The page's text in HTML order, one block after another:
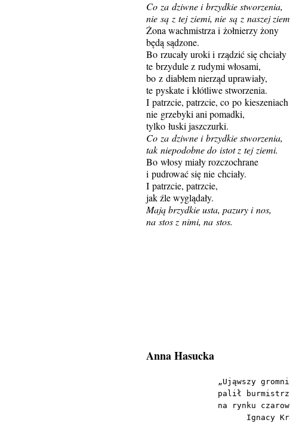
Co za dziwne i brzydkie stworzenia,
nie są z tej ziemi, nie są z naszej
Żona wachmistrza i żołnierzy żony
będą sądzone.
Bo rzucały uroki i rządzić się chciały
te brzydule z rudymi włosami,
bo z diabłem nierząd uprawiały,
te pyskate i kłótliwe stworzenia.
I patrzcie, patrzcie, co po kieszeniach
nie grzebyki ani pomadki,
tylko łuski jaszczurki.
Co za dziwne i brzydkie stworzenia,
tak niepodobne do istot z tej ziemi.
Bo włosy miały rozczochrane
i pudrować się nie chciały.
I patrzcie, patrzcie,
jak źle wyglądały.
Mają brzydkie usta, pazury i nos,
na stos z nimi, na stos.
Anna Hasucka
„Ująwszy
palił burmistrz
na rynku
Ignacy